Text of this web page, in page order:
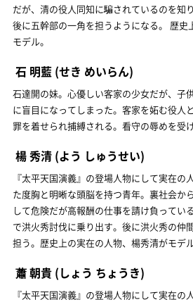
だが、清の役人同知に騙されているのを知
後に五幹部の一角を担うようになる。 歴史
モデル。
石 明藍 (せき めいらん)
石達開の妹。心優しい客家の少女だが、子
に盲目になってしまった。客家を妬む役人
罪を着せられ捕縛される。看守の辱めを受
楊 秀清 (よう しゅうせい)
『太平天国演義』の登場人物にして実在の
た度胸と明晰な頭脳を持つ青年。裏社会か
して危険だが高報酬の仕事を請け負ってい
で洪火秀討伐に乗り出す。後に洪火秀の仲
担う。歴史上の実在の人物、楊秀清がモデル
蕭 朝貴 (しょう ちょうき)
『太平天国演義』の登場人物にして実在の